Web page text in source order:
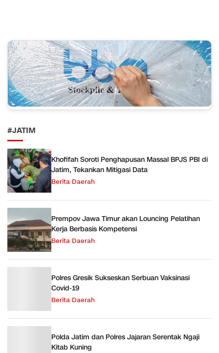
#JATIM
Khofifah Soroti Penghapusan Massal BPJS PBI di
Jatim, Tekankan Mitigasi Data
Berita Daerah
Prempov Jawa Timur akan Louncing Pelatihan
Kerja Berbasis Kompetensi
Berita Daerah
Polres Gresik Sukseskan Serbuan Vaksinasi
Covid-19
Berita Daerah
Polda Jatim dan Polres Jajaran Serentak Ngaji
Kitab Kuning